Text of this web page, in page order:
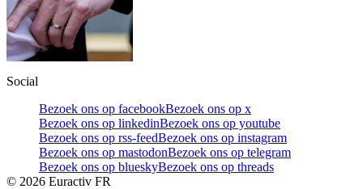
Social
Bezoek ons op facebookBezoek ons op x
Bezoek ons op linkedinBezoek ons op youtube
Bezoek ons op rss-feedBezoek ons op instagram
Bezoek ons op mastodonBezoek ons op telegram
Bezoek ons op blueskyBezoek ons op threads
© 2026 Euractiv FR